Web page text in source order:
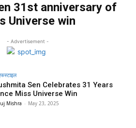
31st anniversary of
Universe win
- Advertisement -
Sen Celebrates 31 Years
Miss Universe Win
Mishra - May 23, 2025